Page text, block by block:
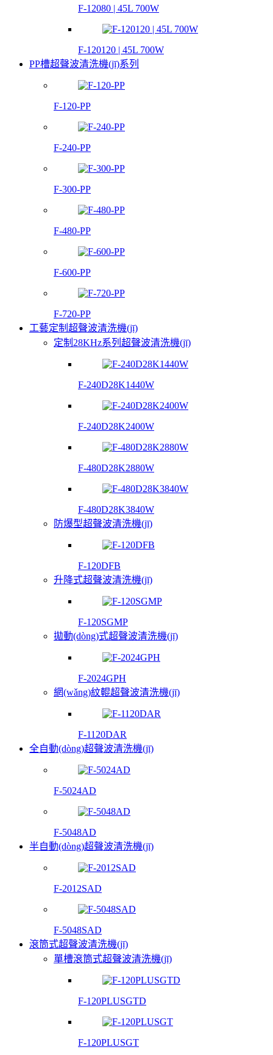
F-12080 | 45L 700W
F-120120 | 45L 700W
PP槽超聲波清洗機(jī)系列
F-120-PP
F-240-PP
F-300-PP
F-480-PP
F-600-PP
F-720-PP
工藝定制超聲波清洗機(jī)
定制28KHz系列超聲波清洗機(jī)
F-240D28K1440W
F-240D28K2400W
F-480D28K2880W
F-480D28K3840W
防爆型超聲波清洗機(jī)
F-120DFB
升降式超聲波清洗機(jī)
F-120SGMP
拋動(dòng)式超聲波清洗機(jī)
F-2024GPH
網(wǎng)紋輥超聲波清洗機(jī)
F-1120DAR
全自動(dòng)超聲波清洗機(jī)
F-5024AD
F-5048AD
半自動(dòng)超聲波清洗機(jī)
F-2012SAD
F-5048SAD
滾筒式超聲波清洗機(jī)
單槽滾筒式超聲波清洗機(jī)
F-120PLUSGTD
F-120PLUSGT